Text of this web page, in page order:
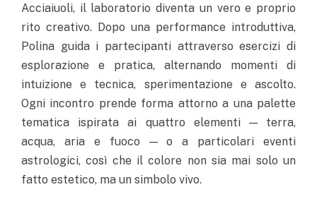
Acciaiuoli, il laboratorio diventa un vero e proprio
rito creativo. Dopo una performance introduttiva,
Polina guida i partecipanti attraverso esercizi di
esplorazione e pratica, alternando momenti di
intuizione e tecnica, sperimentazione e ascolto.
Ogni incontro prende forma attorno a una palette
tematica ispirata ai quattro elementi — terra,
acqua, aria e fuoco — o a particolari eventi
astrologici, così che il colore non sia mai solo un
fatto estetico, ma un simbolo vivo.